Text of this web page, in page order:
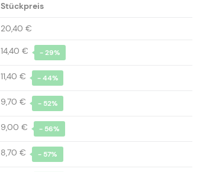
Stückpreis
20,40 €
14,40 € - 29%
11,40 € - 44%
9,70 € - 52%
9,00 € - 56%
8,70 € - 57%